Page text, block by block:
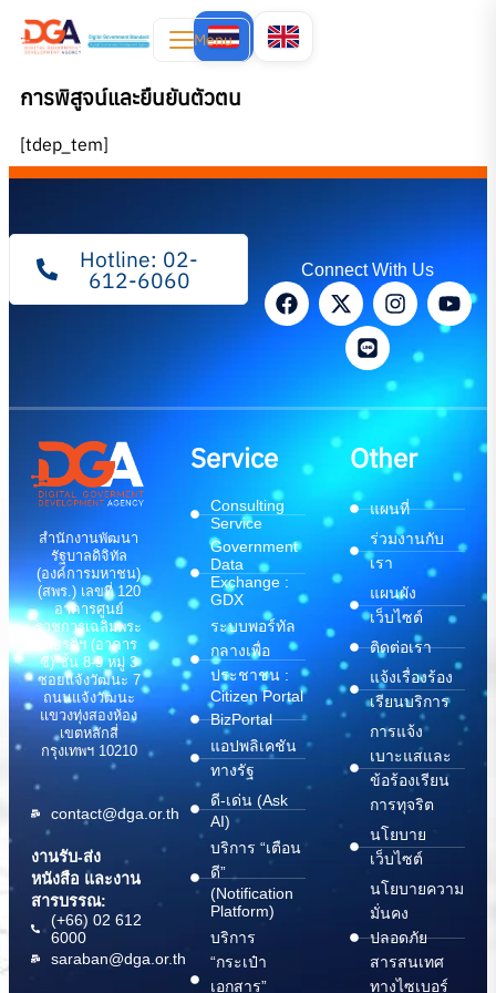
Menu
การพิสูจน์และยืนยันตัวตน
[tdep_tem]
Hotline: 02-
612-6060 Connect With Us
สำนักงานพัฒนา
รัฐบาลดิจิทัล
(องค์การมหาชน)
(สพร.) เลขที่ 120
อาคารศูนย์
ราชการเฉลิมพระ
เกียรติฯ (อาคาร
ซี) ชั้น 8-9 หมู่ 3
ซอยแจ้งวัฒนะ 7
ถนนแจ้งวัฒนะ
แขวงทุ่งสองห้อง
เขตหลักสี่
กรุงเทพฯ 10210
contact@dga.or.th
งานรับ-ส่ง
หนังสือ และงาน
สารบรรณ:
(+66) 02 612
6000
saraban@dga.or.th
Service
Consulting
Service
Government
Data
Exchange :
GDX
ระบบพอร์ทัล
กลางเพื่อ
ประชาชน :
Citizen Portal
BizPortal
แอปพลิเคชัน
ทางรัฐ
ดี-เด่น (Ask
AI)
บริการ “เตือน
ดี”
(Notification
Platform)
บริการ
“กระเป๋า
เอกสาร”
Other
แผนที่
ร่วมงานกับ
เรา
แผนผัง
เว็บไซต์
ติดต่อเรา
แจ้งเรื่องร้อง
เรียนบริการ
การแจ้ง
เบาะแสและ
ข้อร้องเรียน
การทุจริต
นโยบาย
เว็บไซต์
นโยบายความ
มั่นคง
ปลอดภัย
สารสนเทศ
ทางไซเบอร์